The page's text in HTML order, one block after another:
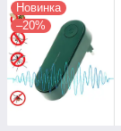
Новинка
–20%